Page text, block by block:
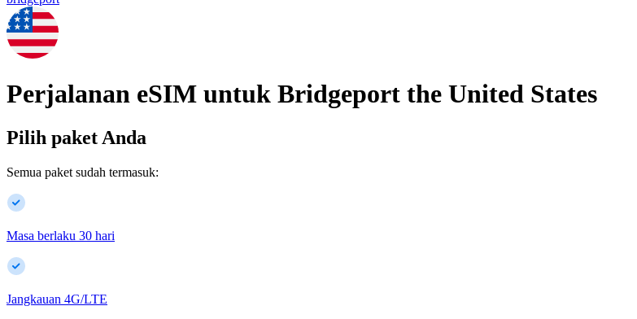
Perjalanan eSIM untuk Bridgeport the United States
Pilih paket Anda
Semua paket sudah termasuk:
Masa berlaku 30 hari
Jangkauan 4G/LTE